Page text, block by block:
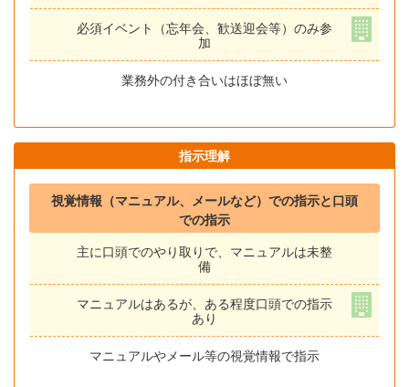
必須イベント（忘年会、歓送迎会等）のみ参
加
業務外の付き合いはほぼ無い
指示理解
視覚情報（マニュアル、メールなど）での指示と口頭
での指示
主に口頭でのやり取りで、マニュアルは未整
備
マニュアルはあるが、ある程度口頭での指示
あり
マニュアルやメール等の視覚情報で指示